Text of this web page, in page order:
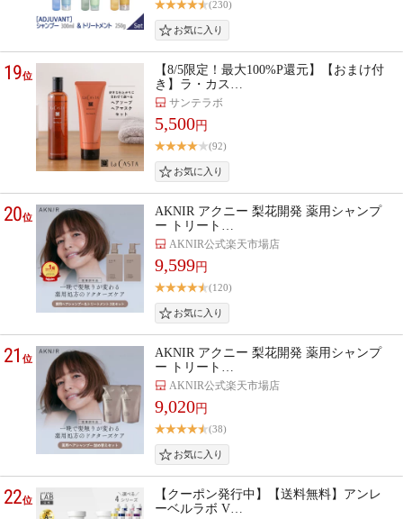
(230)
19位
【8/5限定！最大100%P還元】【おまけ付
き】ラ・カス…
サンテラボ
5,500円
(92)
20位
AKNIR アクニー 梨花開発 薬用シャンプ
ー トリート…
AKNIR公式楽天市場店
9,599円
(120)
21位
AKNIR アクニー 梨花開発 薬用シャンプ
ー トリート…
AKNIR公式楽天市場店
9,020円
(38)
22位
【クーポン発行中】【送料無料】アンレ
ーベルラボ V…